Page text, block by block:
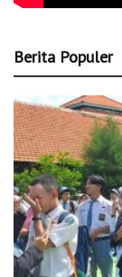
Berita Populer